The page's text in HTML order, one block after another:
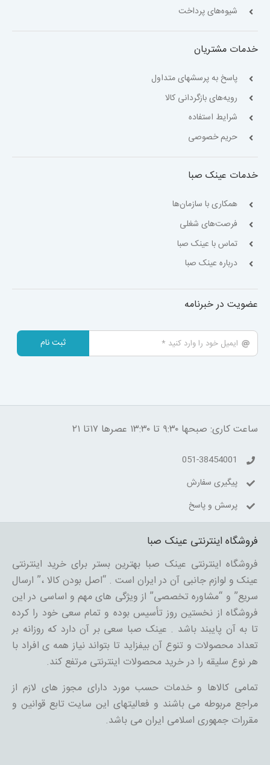
شیوه‌های پرداخت
خدمات مشتریان
پاسخ به پرسشهای متداول
رویه‌های بازگردانی کالا
شرایط استفاده
حریم خصوصی
خدمات عینک صبا
همکاری با سازمان‌ها
فرصت‌های شغلی
تماس با عینک صبا
درباره عینک صبا
عضویت در خبرنامه
ثبت نام
ساعت کاری: صبحها ۹:۳۰ تا ۱۳:۳۰ عصرها ۱۷تا ۲۱
051-38454001
پیگیری سفارش
پرسش و پاسخ
فروشگاه اینترنتی عینک صبا
فروشگاه اینترنتی عینک صبا بهترین بستر برای خرید اینترنتی
عینک و لوازم جانبی آن در ایران است . “اصل بودن کالا ،” ارسال
سریع” و “مشاوره تخصصی” از ویژگی های مهم و اساسی در این
فروشگاه از نخستین روز تأسیس بوده و تمام سعی خود را کرده
تا به آن پایبند باشد . عینک صبا سعی بر آن دارد که روزانه بر
تعداد محصولات و تنوع آن بیفزاید تا بتواند نیاز همه ی افراد با
هر نوع سلیقه را در خرید محصولات اینترنتی مرتفع کند.
تمامی کالاها و خدمات حسب مورد دارای مجوز های لازم از
مراجع مربوطه می باشند و فعالیتهای این سایت تابع قوانین و
مقررات جمهوری اسلامی ایران می باشد.